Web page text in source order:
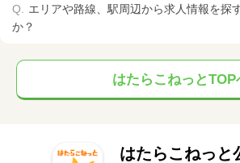
エリアや路線、駅周辺から求人情報を探
か？
はたらこねっとTOP
はたらこねっと